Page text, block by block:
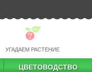
УГАДАЕМ РАСТЕНИЕ
ЦВЕТОВОДСТВО